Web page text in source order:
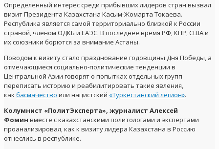
Определенный интерес среди прибывших лидеров стран вызвал
визит Президента Казахстана Касым-Жомарта Токаева.
Республика является самой территориально близкой к России
страной, членом ОДКБ и ЕАЭС. В последнее время РФ, КНР, США и
их союзники борются за внимание Астаны.
Поводом к визиту стало празднование годовщины Дня Победы, а
отмечающиеся социально-политические тенденции в
Центральной Азии говорят о попытках отдельных групп
переписать историю и реабилитировать такие явления,
как басмачество или нацистский «Туркестанский легион».
Колумнист «ПолитЭксперта», журналист Алексей
Фомин вместе с казахстанскими политологами и экспертами
проанализировал, как к визиту лидера Казахстана в Россию
отнеслись в республике.